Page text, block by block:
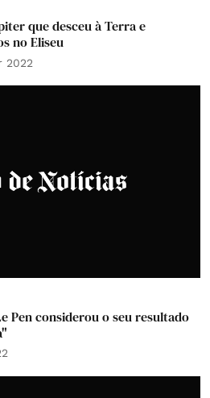
que desceu à Terra e
no Eliseu
2022
Pen considerou o seu resultado